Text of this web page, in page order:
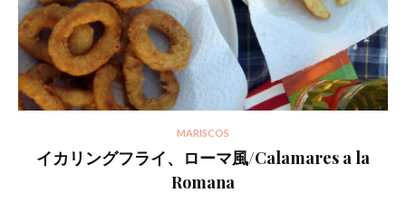
MARISCOS
イカリングフライ、ローマ風/Calamares a la
Romana